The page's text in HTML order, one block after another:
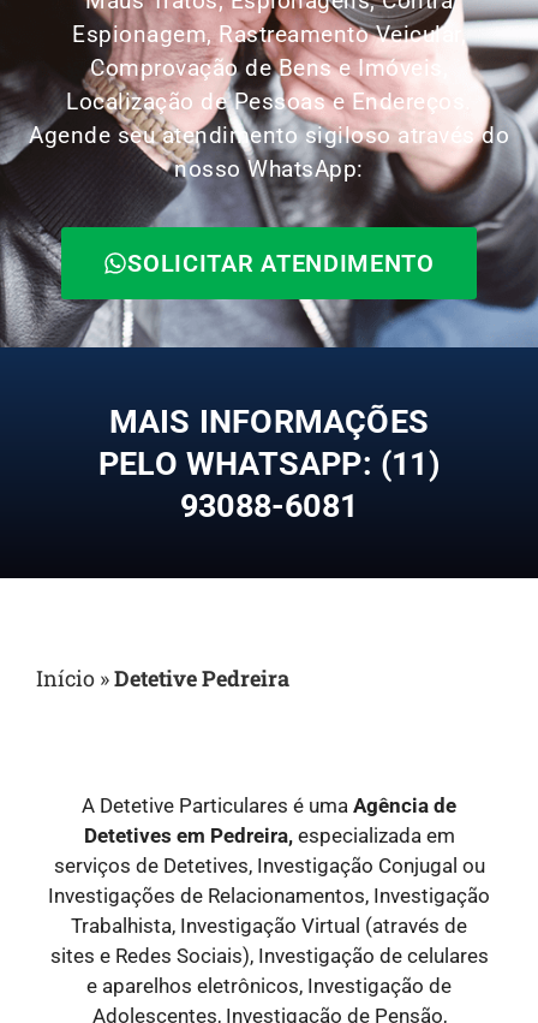
Espionagem, Rastreamento Veicular,
Comprovação de Bens e Imóveis,
Localização de Pessoas e Endereços.
Agende seu atendimento sigiloso através do
nosso WhatsApp:
SOLICITAR ATENDIMENTO
MAIS INFORMAÇÕES
PELO WHATSAPP: (11)
93088-6081
Início »Detetive Pedreira
A Detetive Particulares é uma Agência de
Detetives em Pedreira,especializada em
serviços de Detetives, Investigação Conjugal ou
Investigações de Relacionamentos, Investigação
Trabalhista, Investigação Virtual (através de
sites e Redes Sociais), Investigação de celulares
e aparelhos eletrônicos, Investigação de
Adolescentes, Investigação de Pensão,